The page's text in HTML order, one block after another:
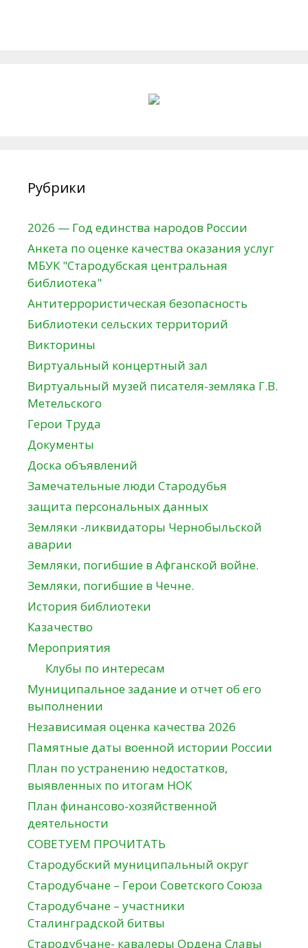
Рубрики
2026 — Год единства народов России
Анкета по оценке качества оказания услуг
МБУК "Стародубская центральная
библиотека"
Антитеррористическая безопасность
Библиотеки сельских территорий
Викторины
Виртуальный концертный зал
Виртуальный музей писателя-земляка Г.В.
Метельского
Герои Труда
Документы
Доска объявлений
Замечательные люди Стародубья
защита персональных данных
Земляки -ликвидаторы Чернобыльской
аварии
Земляки, погибшие в Афганской войне.
Земляки, погибшие в Чечне.
История библиотеки
Казачество
Мероприятия
Клубы по интересам
Муниципальное задание и отчет об его
выполнении
Независимая оценка качества 2026
Памятные даты военной истории России
План по устранению недостатков,
выявленных по итогам НОК
План финансово-хозяйственной
деятельности
СОВЕТУЕМ ПРОЧИТАТЬ
Стародубский муниципальный округ
Стародубчане – Герои Советского Союза
Стародубчане – участники
Сталинградской битвы
Стародубчане- кавалеры Ордена Славы